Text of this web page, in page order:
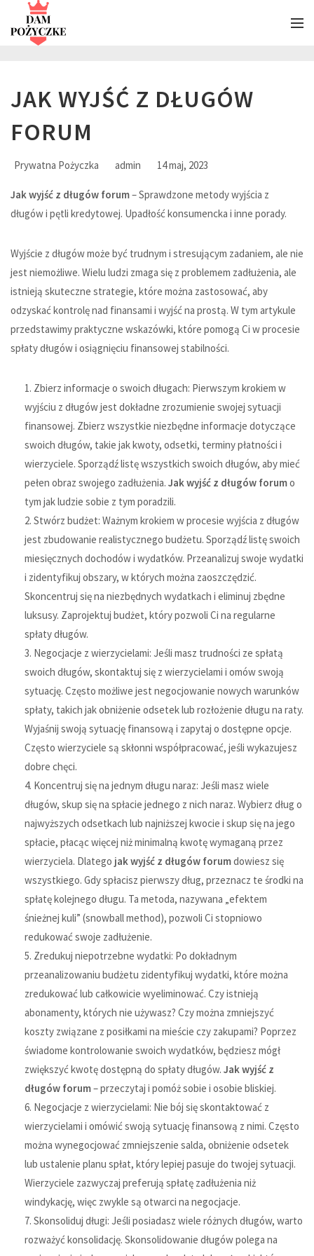
JAK WYJŚĆ Z DŁUGÓW
FORUM
Prywatna Pożyczka admin 14 maj, 2023
Jak wyjść z długów forum– Sprawdzone metody wyjścia z
długów i pętli kredytowej. Upadłość konsumencka i inne porady.
Wyjście z długów może być trudnym i stresującym zadaniem, ale nie
jest niemożliwe. Wielu ludzi zmaga się z problemem zadłużenia, ale
istnieją skuteczne strategie, które można zastosować, aby
odzyskać kontrolę nad finansami i wyjść na prostą. W tym artykule
przedstawimy praktyczne wskazówki, które pomogą Ci w procesie
spłaty długów i osiągnięciu finansowej stabilności.
Zbierz informacje o swoich długach: Pierwszym krokiem w
wyjściu z długów jest dokładne zrozumienie swojej sytuacji
finansowej. Zbierz wszystkie niezbędne informacje dotyczące
swoich długów, takie jak kwoty, odsetki, terminy płatności i
wierzyciele. Sporządź listę wszystkich swoich długów, aby mieć
pełen obraz swojego zadłużenia. Jak wyjść z długów forumo
tym jak ludzie sobie z tym poradzili.
Stwórz budżet: Ważnym krokiem w procesie wyjścia z długów
jest zbudowanie realistycznego budżetu. Sporządź listę swoich
miesięcznych dochodów i wydatków. Przeanalizuj swoje wydatki
i zidentyfikuj obszary, w których można zaoszczędzić.
Skoncentruj się na niezbędnych wydatkach i eliminuj zbędne
luksusy. Zaprojektuj budżet, który pozwoli Ci na regularne
spłaty długów.
Negocjacje z wierzycielami: Jeśli masz trudności ze spłatą
swoich długów, skontaktuj się z wierzycielami i omów swoją
sytuację. Często możliwe jest negocjowanie nowych warunków
spłaty, takich jak obniżenie odsetek lub rozłożenie długu na raty.
Wyjaśnij swoją sytuację finansową i zapytaj o dostępne opcje.
Często wierzyciele są skłonni współpracować, jeśli wykazujesz
dobre chęci.
Koncentruj się na jednym długu naraz: Jeśli masz wiele
długów, skup się na spłacie jednego z nich naraz. Wybierz dług o
najwyższych odsetkach lub najniższej kwocie i skup się na jego
spłacie, płacąc więcej niż minimalną kwotę wymaganą przez
wierzyciela. Dlatego jak wyjść z długów forumdowiesz się
wszystkiego. Gdy spłacisz pierwszy dług, przeznacz te środki na
spłatę kolejnego długu. Ta metoda, nazywana „efektem
śnieżnej kuli” (snowball method), pozwoli Ci stopniowo
redukować swoje zadłużenie.
Zredukuj niepotrzebne wydatki: Po dokładnym
przeanalizowaniu budżetu zidentyfikuj wydatki, które można
zredukować lub całkowicie wyeliminować. Czy istnieją
abonamenty, których nie używasz? Czy można zmniejszyć
koszty związane z posiłkami na mieście czy zakupami? Poprzez
świadome kontrolowanie swoich wydatków, będziesz mógł
zwiększyć kwotę dostępną do spłaty długów. Jak wyjść z
długów forum– przeczytaj i pomóż sobie i osobie bliskiej.
Negocjacje z wierzycielami: Nie bój się skontaktować z
wierzycielami i omówić swoją sytuację finansową z nimi. Często
można wynegocjować zmniejszenie salda, obniżenie odsetek
lub ustalenie planu spłat, który lepiej pasuje do twojej sytuacji.
Wierzyciele zazwyczaj preferują spłatę zadłużenia niż
windykację, więc zwykle są otwarci na negocjacje.
Skonsoliduj długi: Jeśli posiadasz wiele różnych długów, warto
rozważyć konsolidację. Skonsolidowanie długów polega na